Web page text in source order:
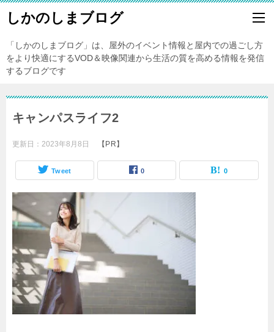
しかのしまブログ
「しかのしまブログ」は、屋外のイベント情報と屋内での過ごし方
をより快適にするVOD＆映像関連から生活の質を高める情報を発信
するブログです
キャンパスライフ2
更新日： 2023年8月8日 【PR】
Tweet 0 0